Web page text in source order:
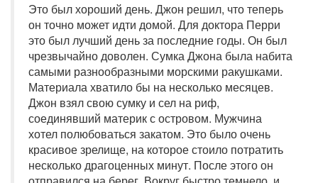
Это был хороший день. Джон решил, что теперь
он точно может идти домой. Для доктора Перри
это был лучший день за последние годы. Он был
чрезвычайно доволен. Сумка Джона была набита
самыми разнообразными морскими ракушками.
Материала хватило бы на несколько месяцев.
Джон взял свою сумку и сел на риф,
соединявший материк с островом. Мужчина
хотел полюбоваться закатом. Это было очень
красивое зрелище, на которое стоило потратить
несколько драгоценных минут. После этого он